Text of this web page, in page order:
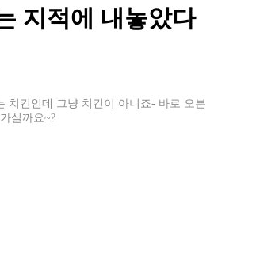
지적에 내놓았다
치킨인데 그냥 치킨이 아니죠- 바로 오븐
실까요~?